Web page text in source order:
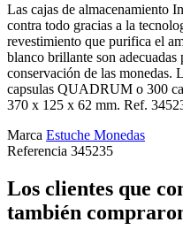
Las cajas de almacenamiento
contra todo gracias a la
revestimiento que purifica el
blanco brillante son adecuadas
conservación de las monedas.
capsulas QUADRUM o 300
370 x 125 x 62 mm. Ref.
Marca Estuche Monedas
Referencia 345235
Los clientes que
también